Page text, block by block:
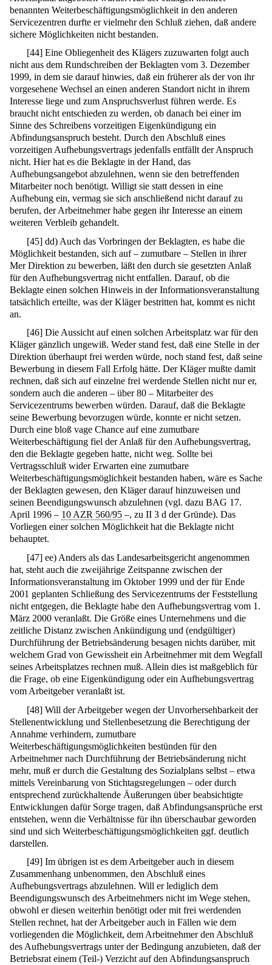
benannten Weiterbeschäftigungsmöglichkeit in den anderen
Servicezentren durfte er vielmehr den Schluß ziehen, daß andere
sichere Möglichkeiten nicht bestanden.
[44] Eine Obliegenheit des Klägers zuzuwarten folgt auch
nicht aus dem Rundschreiben der Beklagten vom 3. Dezember
1999, in dem sie darauf hinwies, daß ein früherer als der von ihr
vorgesehene Wechsel an einen anderen Standort nicht in ihrem
Interesse liege und zum Anspruchsverlust führen werde. Es
braucht nicht entschieden zu werden, ob danach bei einer im
Sinne des Schreibens vorzeitigen Eigenkündigung ein
Abfindungsanspruch besteht. Durch den Abschluß eines
vorzeitigen Aufhebungsvertrags jedenfalls entfällt der Anspruch
nicht. Hier hat es die Beklagte in der Hand, das
Aufhebungsangebot abzulehnen, wenn sie den betreffenden
Mitarbeiter noch benötigt. Willigt sie statt dessen in eine
Aufhebung ein, vermag sie sich anschließend nicht darauf zu
berufen, der Arbeitnehmer habe gegen ihr Interesse an einem
weiteren Verbleib gehandelt.
[45] dd) Auch das Vorbringen der Beklagten, es habe die
Möglichkeit bestanden, sich auf – zumutbare – Stellen in ihrer
Mer Direktion zu bewerben, läßt den durch sie gesetzten Anlaß
für den Aufhebungsvertrag nicht entfallen. Darauf, ob die
Beklagte einen solchen Hinweis in der Informationsveranstaltung
tatsächlich erteilte, was der Kläger bestritten hat, kommt es nicht
an.
[46] Die Aussicht auf einen solchen Arbeitsplatz war für den
Kläger gänzlich ungewiß. Weder stand fest, daß eine Stelle in der
Direktion überhaupt frei werden würde, noch stand fest, daß seine
Bewerbung in diesem Fall Erfolg hätte. Der Kläger mußte damit
rechnen, daß sich auf einzelne frei werdende Stellen nicht nur er,
sondern auch die anderen – über 80 – Mitarbeiter des
Servicezentrums bewerben würden. Darauf, daß die Beklagte
seine Bewerbung bevorzugen würde, konnte er nicht setzen.
Durch eine bloß vage Chance auf eine zumutbare
Weiterbeschäftigung fiel der Anlaß für den Aufhebungsvertrag,
den die Beklagte gegeben hatte, nicht weg. Sollte bei
Vertragsschluß wider Erwarten eine zumutbare
Weiterbeschäftigungsmöglichkeit bestanden haben, wäre es Sache
der Beklagten gewesen, den Kläger darauf hinzuweisen und
seinen Beendigungswunsch abzulehnen (vgl. dazu BAG 17.
April 1996 – 10 AZR 560/95 –, zu II 3 d der Gründe). Das
Vorliegen einer solchen Möglichkeit hat die Beklagte nicht
behauptet.
[47] ee) Anders als das Landesarbeitsgericht angenommen
hat, steht auch die zweijährige Zeitspanne zwischen der
Informationsveranstaltung im Oktober 1999 und der für Ende
2001 geplanten Schließung des Servicezentrums der Feststellung
nicht entgegen, die Beklagte habe den Aufhebungsvertrag vom 1.
März 2000 veranlaßt. Die Größe eines Unternehmens und die
zeitliche Distanz zwischen Ankündigung und (endgültiger)
Durchführung der Betriebsänderung besagen nichts darüber, mit
welchem Grad von Gewissheit ein Arbeitnehmer mit dem Wegfall
seines Arbeitsplatzes rechnen muß. Allein dies ist maßgeblich für
die Frage, ob eine Eigenkündigung oder ein Aufhebungsvertrag
vom Arbeitgeber veranlaßt ist.
[48] Will der Arbeitgeber wegen der Unvorhersehbarkeit der
Stellenentwicklung und Stellenbesetzung die Berechtigung der
Annahme verhindern, zumutbare
Weiterbeschäftigungsmöglichkeiten bestünden für den
Arbeitnehmer nach Durchführung der Betriebsänderung nicht
mehr, muß er durch die Gestaltung des Sozialplans selbst – etwa
mittels Vereinbarung von Stichtagsregelungen – oder durch
entsprechend zurückhaltende Äußerungen über beabsichtigte
Entwicklungen dafür Sorge tragen, daß Abfindungsansprüche erst
entstehen, wenn die Verhältnisse für ihn überschaubar geworden
sind und sich Weiterbeschäftigungsmöglichkeiten ggf. deutlich
darstellen.
[49] Im übrigen ist es dem Arbeitgeber auch in diesem
Zusammenhang unbenommen, den Abschluß eines
Aufhebungsvertrags abzulehnen. Will er lediglich dem
Beendigungswunsch des Arbeitnehmers nicht im Wege stehen,
obwohl er diesen weiterhin benötigt oder mit frei werdenden
Stellen rechnet, hat der Arbeitgeber auch in Fällen wie dem
vorliegenden die Möglichkeit, dem Arbeitnehmer den Abschluß
des Aufhebungsvertrags unter der Bedingung anzubieten, daß der
Betriebsrat einem (Teil-) Verzicht auf den Abfindungsanspruch